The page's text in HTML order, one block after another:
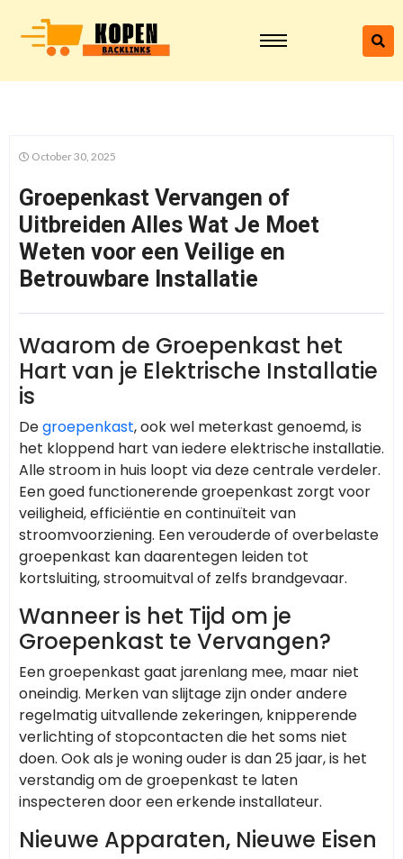
October 30, 2025
Groepenkast Vervangen of
Uitbreiden Alles Wat Je Moet
Weten voor een Veilige en
Betrouwbare Installatie
Waarom de Groepenkast het
Hart van je Elektrische Installatie
is
Degroepenkast, ook wel meterkast genoemd, is
het kloppend hart van iedere elektrische installatie.
Alle stroom in huis loopt via deze centrale verdeler.
Een goed functionerende groepenkast zorgt voor
veiligheid, efficiëntie en continuïteit van
stroomvoorziening. Een verouderde of overbelaste
groepenkast kan daarentegen leiden tot
kortsluiting, stroomuitval of zelfs brandgevaar.
Wanneer is het Tijd om je
Groepenkast te Vervangen?
Een groepenkast gaat jarenlang mee, maar niet
oneindig. Merken van slijtage zijn onder andere
regelmatig uitvallende zekeringen, knipperende
verlichting of stopcontacten die het soms niet
doen. Ook als je woning ouder is dan 25 jaar, is het
verstandig om de groepenkast te laten
inspecteren door een erkende installateur.
Nieuwe Apparaten, Nieuwe Eisen